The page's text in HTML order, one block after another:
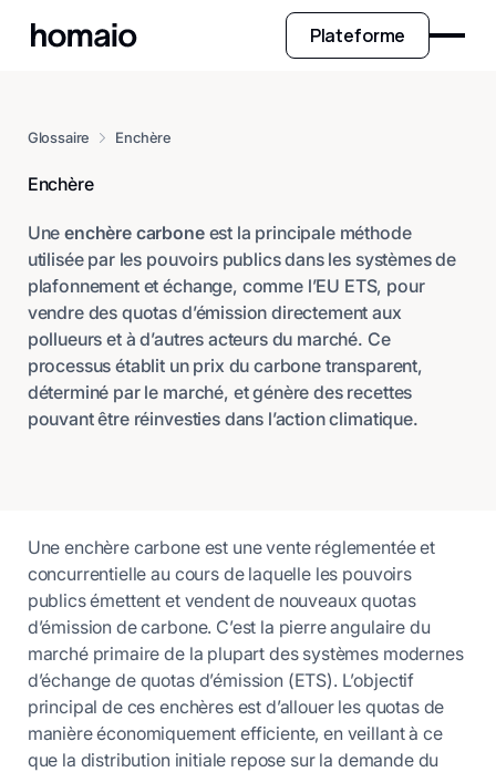
Plateforme
Glossaire Enchère
Enchère
Uneenchère carboneest la principale méthode
utilisée par les pouvoirs publics dans les systèmes de
plafonnement et échange, comme l’EU ETS, pour
vendre des quotas d’émission directement aux
pollueurs et à d’autres acteurs du marché. Ce
processus établit un prix du carbone transparent,
déterminé par le marché, et génère des recettes
pouvant être réinvesties dans l’action climatique.
Une enchère carbone est une vente réglementée et
concurrentielle au cours de laquelle les pouvoirs
publics émettent et vendent de nouveaux quotas
d’émission de carbone. C’est la pierre angulaire du
marché primaire de la plupart des systèmes modernes
d’échange de quotas d’émission (ETS). L’objectif
principal de ces enchères est d’allouer les quotas de
manière économiquement efficiente, en veillant à ce
que la distribution initiale repose sur la demande du